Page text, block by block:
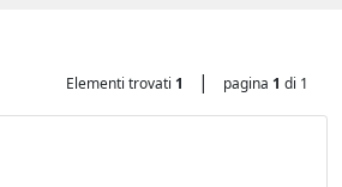
Elementi trovati 1 | pagina 1 di 1